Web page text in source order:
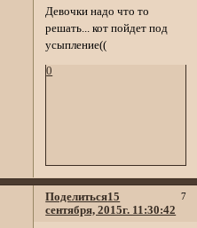
Девочки надо что то
решать... кот пойдет под
усыпление((
0
Поделиться 7
15
сентября, 2015г. 11:30:42